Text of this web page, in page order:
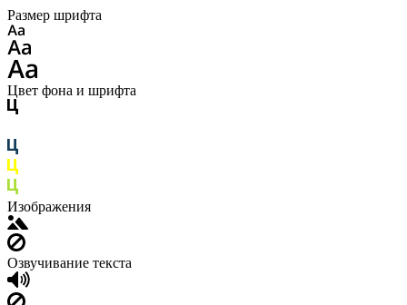
Размер шрифта
Цвет фона и шрифта
Изображения
Озвучивание текста